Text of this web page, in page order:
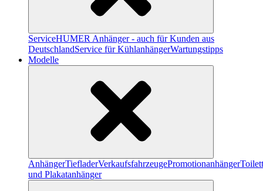
ServiceHUMER Anhänger - auch für Kunden aus
DeutschlandService für KühlanhängerWartungstipps
Modelle
AnhängerTiefladerVerkaufsfahrzeugePromotionanhänger
und Plakatanhänger